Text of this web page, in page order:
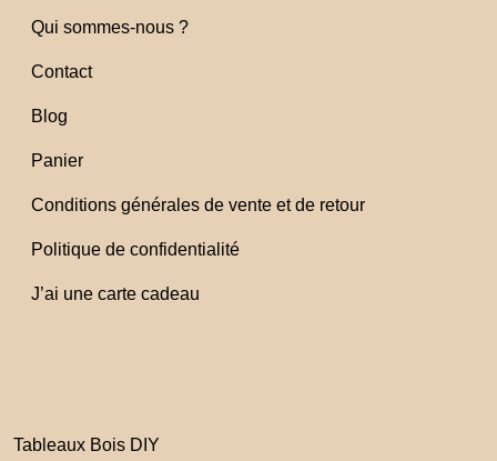
Qui sommes-nous ?
Contact
Blog
Panier
Conditions générales de vente et de retour
Politique de confidentialité
J’ai une carte cadeau
Tableaux Bois DIY